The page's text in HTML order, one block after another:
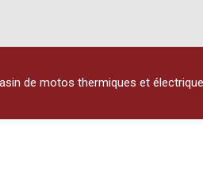
page
de motos thermiques et